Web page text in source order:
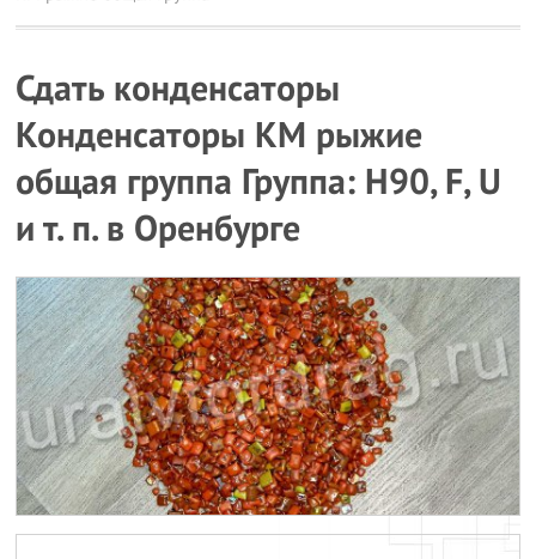
Сдать конденсаторы
Конденсаторы КМ рыжие
общая группа Группа: Н90, F, U
и т. п. в Оренбурге